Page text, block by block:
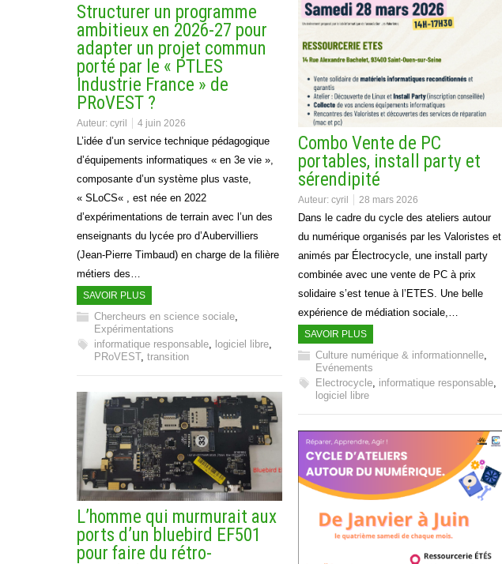
Structurer un programme
ambitieux en 2026-27 pour
adapter un projet commun
porté par le « PTLES
Industrie France » de
PRoVEST ?
Auteur: cyril 4 juin 2026
L’idée d’un service technique pédagogique
d’équipements informatiques « en 3e vie »,
composante d’un système plus vaste,
« SLoCS« , est née en 2022
d’expérimentations de terrain avec l’un des
enseignants du lycée pro d’Aubervilliers
(Jean-Pierre Timbaud) en charge de la filière
métiers des…
SAVOIR PLUS
Chercheurs en science sociale
Expérimentations
informatique responsable
logiciel libre
PRoVEST, transition
Combo Vente de PC
portables, install party et
sérendipité
Auteur: cyril 28 mars 2026
Dans le cadre du cycle des ateliers autour
du numérique organisés par les Valoristes et
animés par Électrocycle, une install party
combinée avec une vente de PC à prix
solidaire s’est tenue à l’ETES. Une belle
expérience de médiation sociale,…
SAVOIR PLUS
Culture numérique & informationnelle,
Evénements
Electrocycle, informatique responsable,
logiciel libre
L’homme qui murmurait aux
ports d’un bluebird EF501
pour faire du rétro-